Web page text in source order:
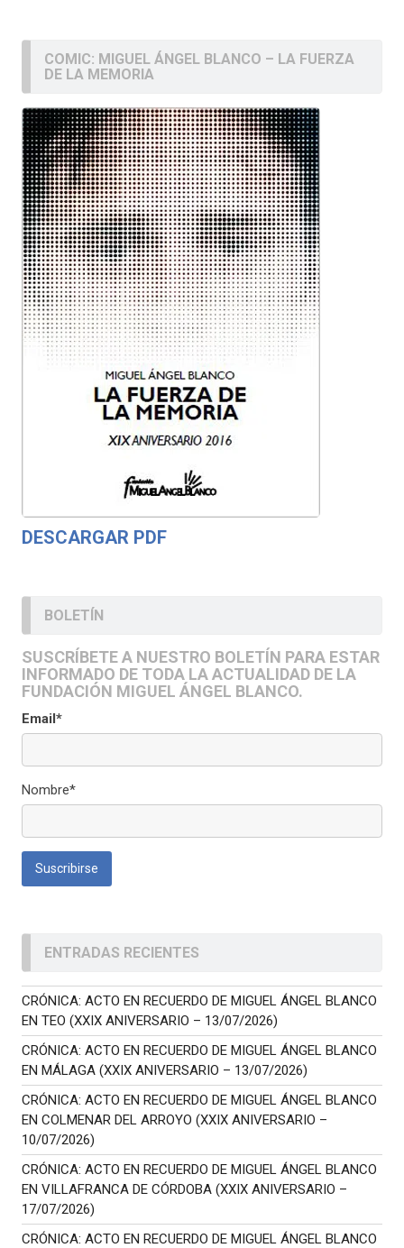
COMIC: MIGUEL ÁNGEL BLANCO – LA FUERZA
DE LA MEMORIA
DESCARGAR PDF
BOLETÍN
SUSCRÍBETE A NUESTRO BOLETÍN PARA ESTAR
INFORMADO DE TODA LA ACTUALIDAD DE LA
FUNDACIÓN MIGUEL ÁNGEL BLANCO.
Email*
Nombre*
ENTRADAS RECIENTES
CRÓNICA: ACTO EN RECUERDO DE MIGUEL ÁNGEL BLANCO
EN TEO (XXIX ANIVERSARIO – 13/07/2026)
CRÓNICA: ACTO EN RECUERDO DE MIGUEL ÁNGEL BLANCO
EN MÁLAGA (XXIX ANIVERSARIO – 13/07/2026)
CRÓNICA: ACTO EN RECUERDO DE MIGUEL ÁNGEL BLANCO
EN COLMENAR DEL ARROYO (XXIX ANIVERSARIO –
10/07/2026)
CRÓNICA: ACTO EN RECUERDO DE MIGUEL ÁNGEL BLANCO
EN VILLAFRANCA DE CÓRDOBA (XXIX ANIVERSARIO –
17/07/2026)
CRÓNICA: ACTO EN RECUERDO DE MIGUEL ÁNGEL BLANCO